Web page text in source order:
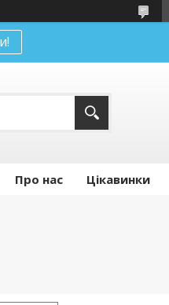
Про нас Цікавинки